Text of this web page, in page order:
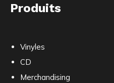
Produits
Vinyles
CD
Merchandising